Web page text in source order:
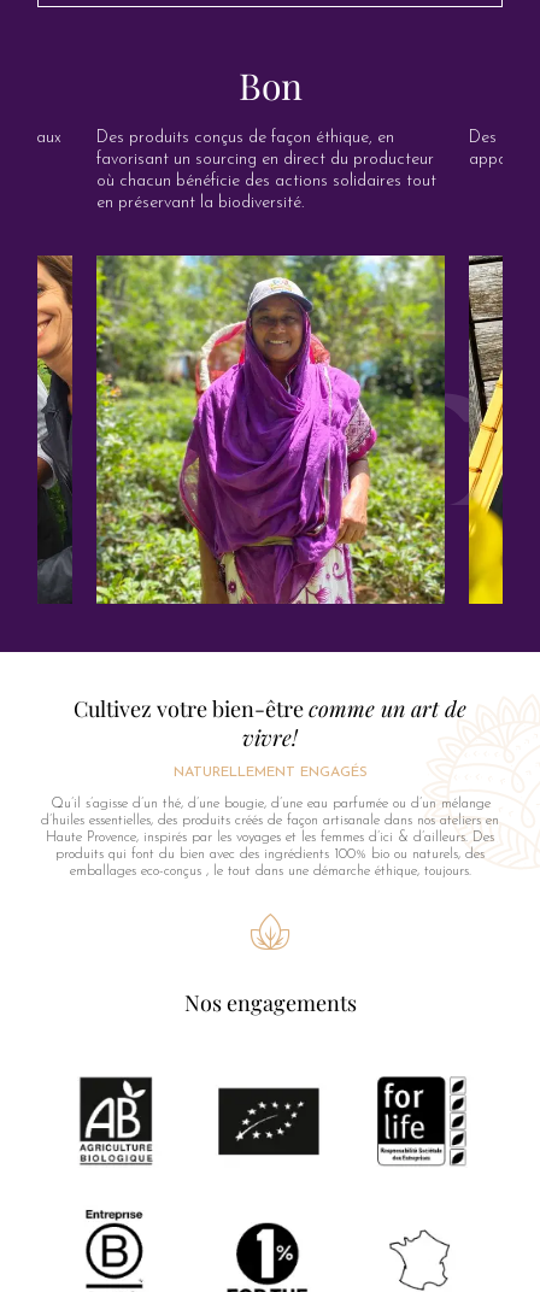
Cultivez votre bien-êtrecomme un art de
vivre!
NATURELLEMENT ENGAGÉS
Qu’il s’agisse d’un thé, d’une bougie, d’une eau parfumée ou d’un mélange
d’huiles essentielles, des produits créés de façon artisanale dans nos ateliers en
Haute Provence, inspirés par les voyages et les femmes d’ici & d’ailleurs. Des
produits qui font du bien avec des ingrédients 100% bio ou naturels, des
emballages eco-conçus , le tout dans une démarche éthique, toujours.
aux
Bon
Des produits conçus de façon éthique, en
favorisant un sourcing en direct du producteur
où chacun bénéficie des actions solidaires tout
en préservant la biodiversité.
Des
Nos engagements